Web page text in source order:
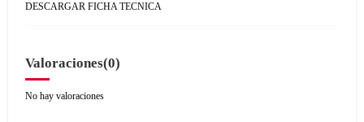
DESCARGAR FICHA TECNICA
Valoraciones(0)
No hay valoraciones